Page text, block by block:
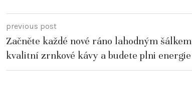
previous post
Začněte každé nové ráno lahodným šálkem
kvalitní zrnkové kávy a budete plni energie